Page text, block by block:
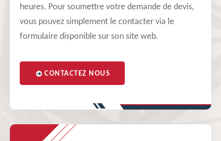
heures. Pour soumettre votre demande de devis,
vous pouvez simplement le contacter via le
formulaire disponible sur son site web.
CONTACTEZ NOUS